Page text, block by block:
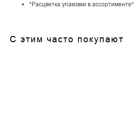
*Расцветка упаковки в ассортименте*
С этим часто покупают